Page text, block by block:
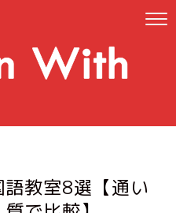
教室8選【通い